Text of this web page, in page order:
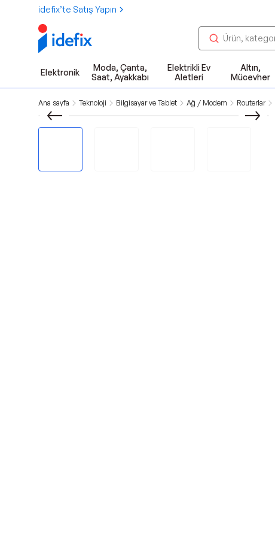
idefix’te Satış Yapın
Elektronik
Moda, Çanta,
Saat, Ayakkabı
Elektrikli Ev
Aletleri
Altın,
Mücevher
Ana sayfa Teknoloji Bilgisayar ve Tablet Ağ / Modem Routerlar